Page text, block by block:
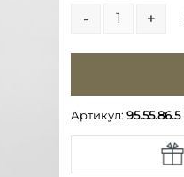
- +
Артикул: 95.55.86.5